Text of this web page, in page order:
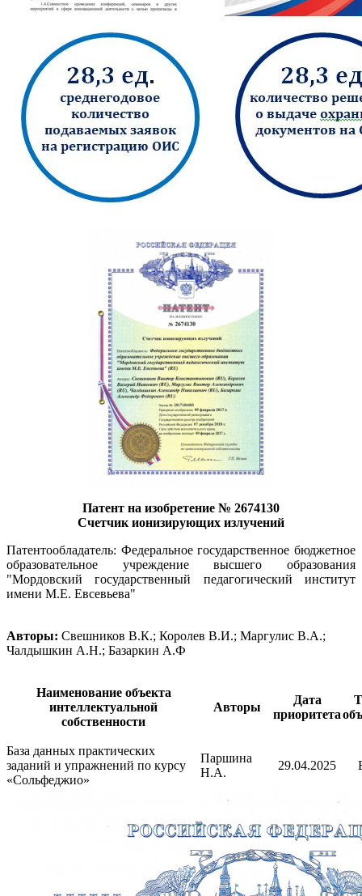
Патент на изобретение № 2674130
Счетчик ионизирующих излучений
Патентообладатель: Федеральное государственное бюджетное
образовательное учреждение высшего образования
"Мордовский государственный педагогический институт
имени М.Е. Евсевьева"
Авторы: Свешников В.К.; Королев В.И.; Маргулис В.А.;
Чалдышкин А.Н.; Базаркин А.Ф
Наименование объекта
интеллектуальной
собственности
Авторы
Дата
приоритета
База данных практических
заданий и упражнений по курсу
«Сольфеджио»
Паршина
Н.А.
29.04.2025